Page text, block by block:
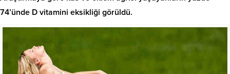
74’ünde D vitamini eksikliği görüldü.